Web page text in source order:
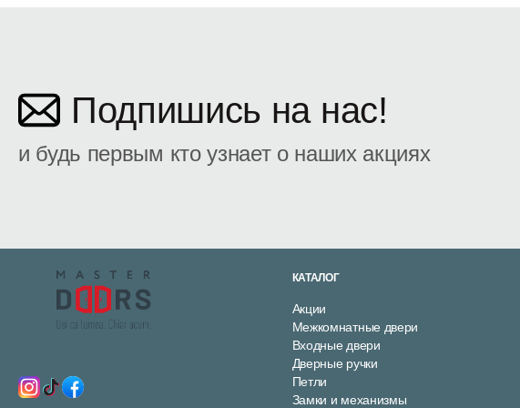
Подпишись на нас!
и будь первым кто узнает о наших акциях
КАТАЛОГ
Акции
Межкомнатные двери
Входные двери
Дверные ручки
Петли
Замки и механизмы